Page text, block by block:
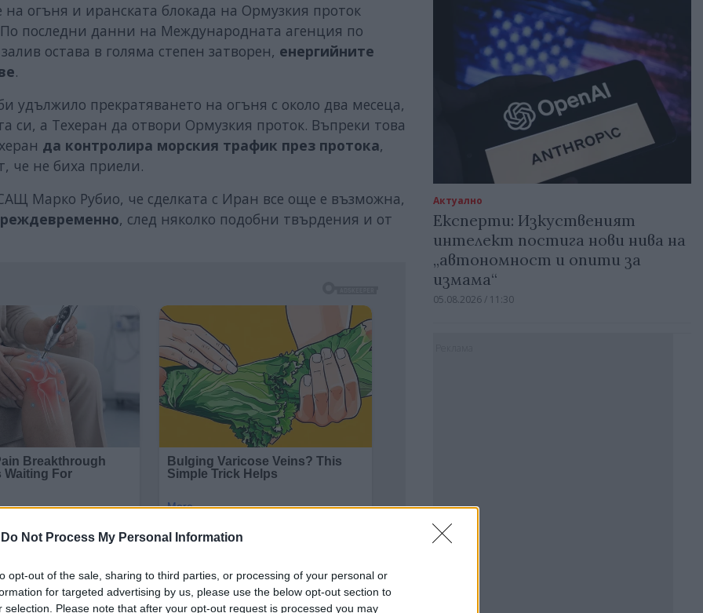
Do Not Process My Personal Information
opt-out of the sale, sharing to third parties, or processing of your personal or
for targeted advertising by us, please use the below opt-out section to
selection. Please note that after your opt-out request is processed you may
на огъня и иранската блокада на Ормузкия проток
По последни данни на Международната агенция по
остава в голяма степен затворен, енергийните
.
удължило прекратяването на огъня с около два месеца,
си, а Техеран да отвори Ормузкия проток. Въпреки това
да контролира морския трафик през протока,
че не биха приели.
Марко Рубио, че сделката с Иран все още е възможна,
, след няколко подобни твърдения и от
Актуално
Експерти: Изкуственият
интелект постига нови нива на
„автономност и опити за
измама“
05.08.2026 / 11:30